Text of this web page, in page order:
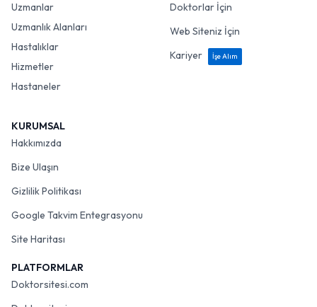
Uzmanlar
Uzmanlık Alanları
Hastalıklar
Hizmetler
Hastaneler
Doktorlar İçin
Web Siteniz İçin
Kariyer
İşe Alım
KURUMSAL
Hakkımızda
Bize Ulaşın
Gizlilik Politikası
Google Takvim Entegrasyonu
Site Haritası
PLATFORMLAR
Doktorsitesi.com